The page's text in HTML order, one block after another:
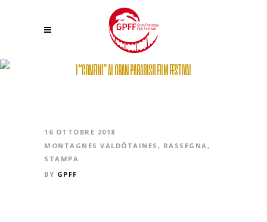
I “CONFINI” AL GRAN PARADISO FILM FESTIVAL
16 OTTOBRE 2018
MONTAGNES VALDÔTAINES , RASSEGNA,
STAMPA
BY GPFF